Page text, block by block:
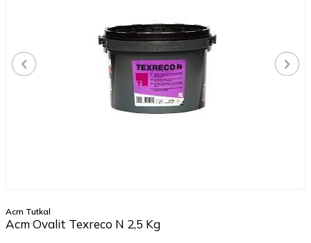
Acm Tutkal
Acm Ovalit Texreco N 2,5 Kg